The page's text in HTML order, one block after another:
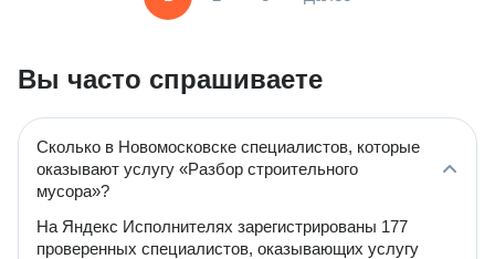
Вы часто спрашиваете
Сколько в Новомосковске специалистов, которые
оказывают услугу «Разбор строительного
мусора»?
На Яндекс Исполнителях зарегистрированы 177
проверенных специалистов, оказывающих услугу